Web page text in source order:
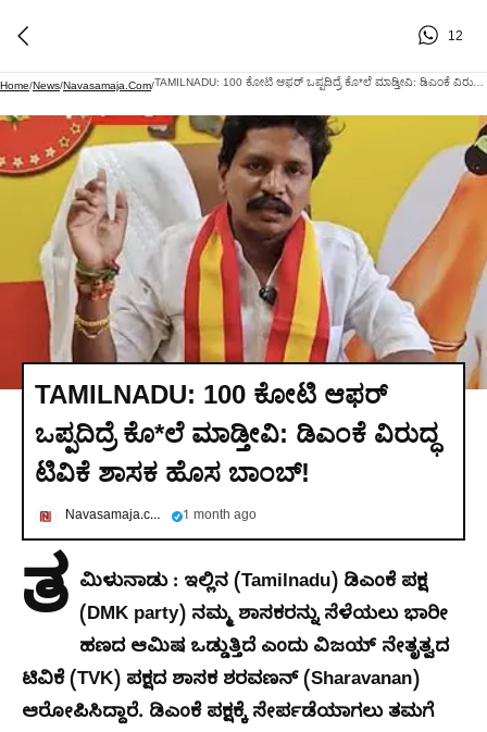
12
Home/News/Navasamaja.com/
TAMILNADU: 100 ಕೋಟಿ ಆಫರ್
ಒಪ್ಪದಿದ್ರೆ ಕೊ*ಲೆ ಮಾಡ್ತೀವಿ: ಡಿಎಂಕೆ ವಿರುದ್ಧ
ಟಿವಿಕೆ ಶಾಸಕ ಹೊಸ ಬಾಂಬ್!
Navasamaja.com 1 month ago
ತ ಮಿಳುನಾಡು : ಇಲ್ಲಿನ (Tamilnadu) ಡಿಎಂಕೆ ಪಕ್ಷ
(DMK party) ನಮ್ಮ ಶಾಸಕರನ್ನು ಸೆಳೆಯಲು ಭಾರೀ
ಹಣದ ಆಮಿಷ ಒಡ್ಡುತ್ತಿದೆ ಎಂದು ವಿಜಯ್ ನೇತೃತ್ವದ
ಟಿವಿಕೆ (TVK) ಪಕ್ಷದ ಶಾಸಕ ಶರವಣನ್ (Sharavanan)
ಆರೋಪಿಸಿದ್ದಾರೆ. ಡಿಎಂಕೆ ಪಕ್ಷಕ್ಕೆ ಸೇರ್ಪಡೆಯಾಗಲು ತಮಗೆ